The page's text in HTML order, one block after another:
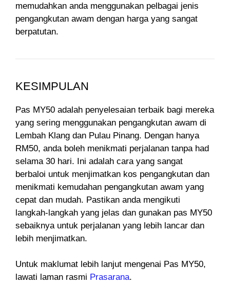
memudahkan anda menggunakan pelbagai jenis
pengangkutan awam dengan harga yang sangat
berpatutan.
KESIMPULAN
Pas MY50 adalah penyelesaian terbaik bagi mereka
yang sering menggunakan pengangkutan awam di
Lembah Klang dan Pulau Pinang. Dengan hanya
RM50, anda boleh menikmati perjalanan tanpa had
selama 30 hari. Ini adalah cara yang sangat
berbaloi untuk menjimatkan kos pengangkutan dan
menikmati kemudahan pengangkutan awam yang
cepat dan mudah. Pastikan anda mengikuti
langkah-langkah yang jelas dan gunakan pas MY50
sebaiknya untuk perjalanan yang lebih lancar dan
lebih menjimatkan.
Untuk maklumat lebih lanjut mengenai Pas MY50,
lawati laman rasmi Prasarana.